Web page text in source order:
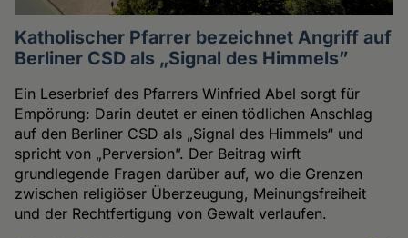
Katholischer Pfarrer bezeichnet Angriff auf
Berliner CSD als „Signal des Himmels”
Ein Leserbrief des Pfarrers Winfried Abel sorgt für
Empörung: Darin deutet er einen tödlichen Anschlag
auf den Berliner CSD als „Signal des Himmels“ und
spricht von „Perversion”. Der Beitrag wirft
grundlegende Fragen darüber auf, wo die Grenzen
zwischen religiöser Überzeugung, Meinungsfreiheit
und der Rechtfertigung von Gewalt verlaufen.